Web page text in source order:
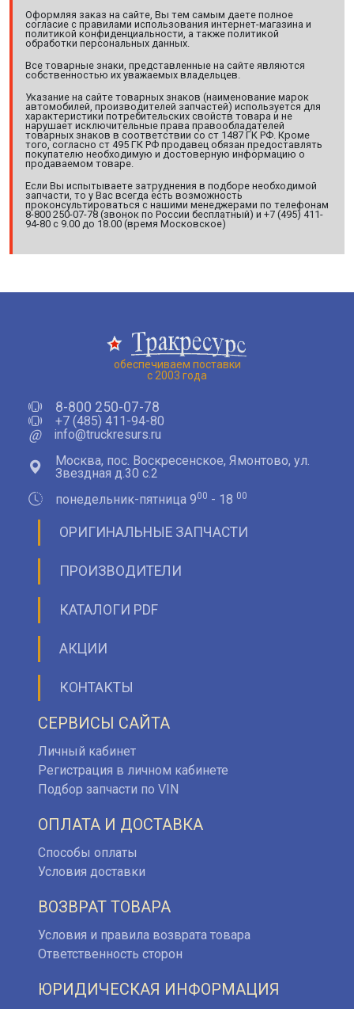
Оформляя заказ на сайте, Вы тем самым даете полное
согласие с правилами использования интернет-магазина и
политикой конфиденциальности, а также политикой
обработки персональных данных.
Все товарные знаки, представленные на сайте являются
собственностью их уважаемых владельцев.
Указание на сайте товарных знаков (наименование марок
автомобилей, производителей запчастей) используется для
характеристики потребительских свойств товара и не
нарушает исключительные права правообладателей
товарных знаков в соответствии со ст 1487 ГК РФ. Кроме
того, согласно ст 495 ГК РФ продавец обязан предоставлять
покупателю необходимую и достоверную информацию о
продаваемом товаре.
Если Вы испытываете затруднения в подборе необходимой
запчасти, то у Вас всегда есть возможность
проконсультироваться с нашими менеджерами по телефонам
8-800 250-07-78 (звонок по России бесплатный) и +7 (495) 411-
94-80 с 9.00 до 18.00 (время Московское)
обеспечиваем поставки
с 2003 года
8-800 250-07-78
+7 (485) 411-94-80
@
info@truckresurs.ru
Москва, пос. Воскресенское, Ямонтово, ул.
Звездная д.30 с.2
понедельник-пятница 900 - 18 00
ОРИГИНАЛЬНЫЕ ЗАПЧАСТИ
ПРОИЗВОДИТЕЛИ
КАТАЛОГИ PDF
АКЦИИ
КОНТАКТЫ
СЕРВИСЫ САЙТА
Личный кабинет
Регистрация в личном кабинете
Подбор запчасти по VIN
ОПЛАТА И ДОСТАВКА
Способы оплаты
Условия доставки
ВОЗВРАТ ТОВАРА
Условия и правила возврата товара
Ответственность сторон
ЮРИДИЧЕСКАЯ ИНФОРМАЦИЯ